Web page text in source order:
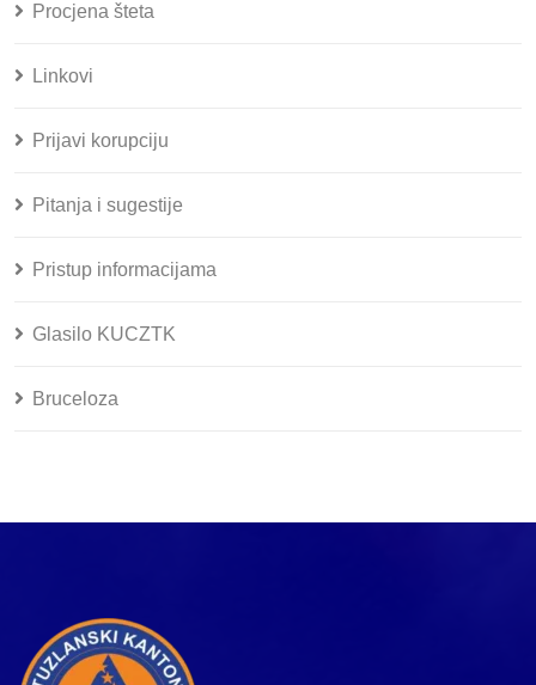
Procjena šteta
Linkovi
Prijavi korupciju
Pitanja i sugestije
Pristup informacijama
Glasilo KUCZTK
Bruceloza